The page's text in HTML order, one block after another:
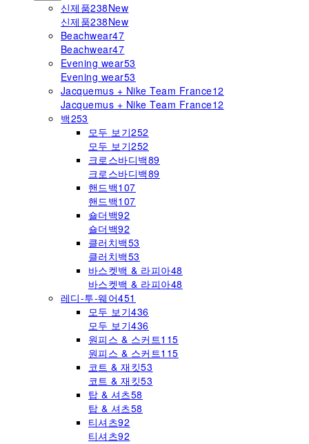
신제품238New
신제품238New
Beachwear47
Beachwear47
Evening wear53
Evening wear53
Jacquemus + Nike Team France12
Jacquemus + Nike Team France12
백253
모두 보기252
모두 보기252
크로스바디백89
크로스바디백89
핸드백107
핸드백107
숄더백92
숄더백92
클러치백53
클러치백53
바스켓백 & 라피아48
바스켓백 & 라피아48
레디-투-웨어451
모두 보기436
모두 보기436
원피스 & 스커트115
원피스 & 스커트115
코트 & 재킷53
코트 & 재킷53
탑 & 셔츠58
탑 & 셔츠58
티셔츠92
티셔츠92